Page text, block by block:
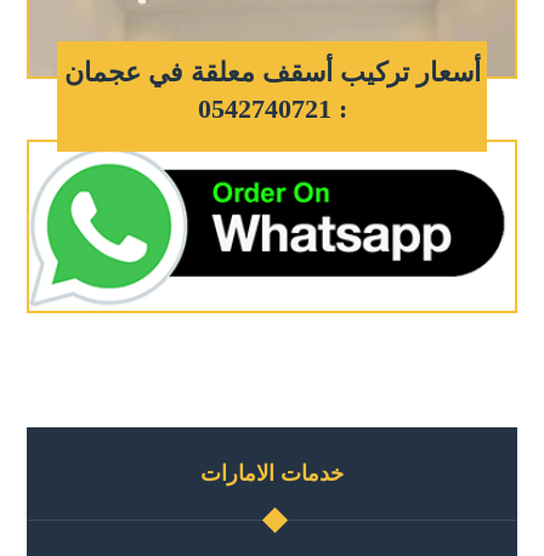
أسعار تركيب أسقف معلقة في عجمان
: 0542740721
خدمات الامارات